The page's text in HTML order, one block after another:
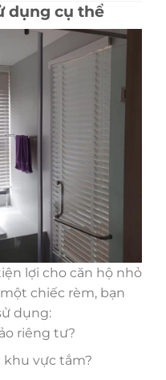
dụng cụ thể
lợi cho căn hộ nhỏ
chiếc rèm, bạn
dụng:
riêng tư?
khu vực tắm?